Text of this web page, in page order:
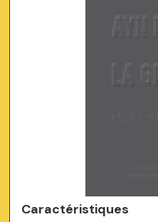
Caractéristiques